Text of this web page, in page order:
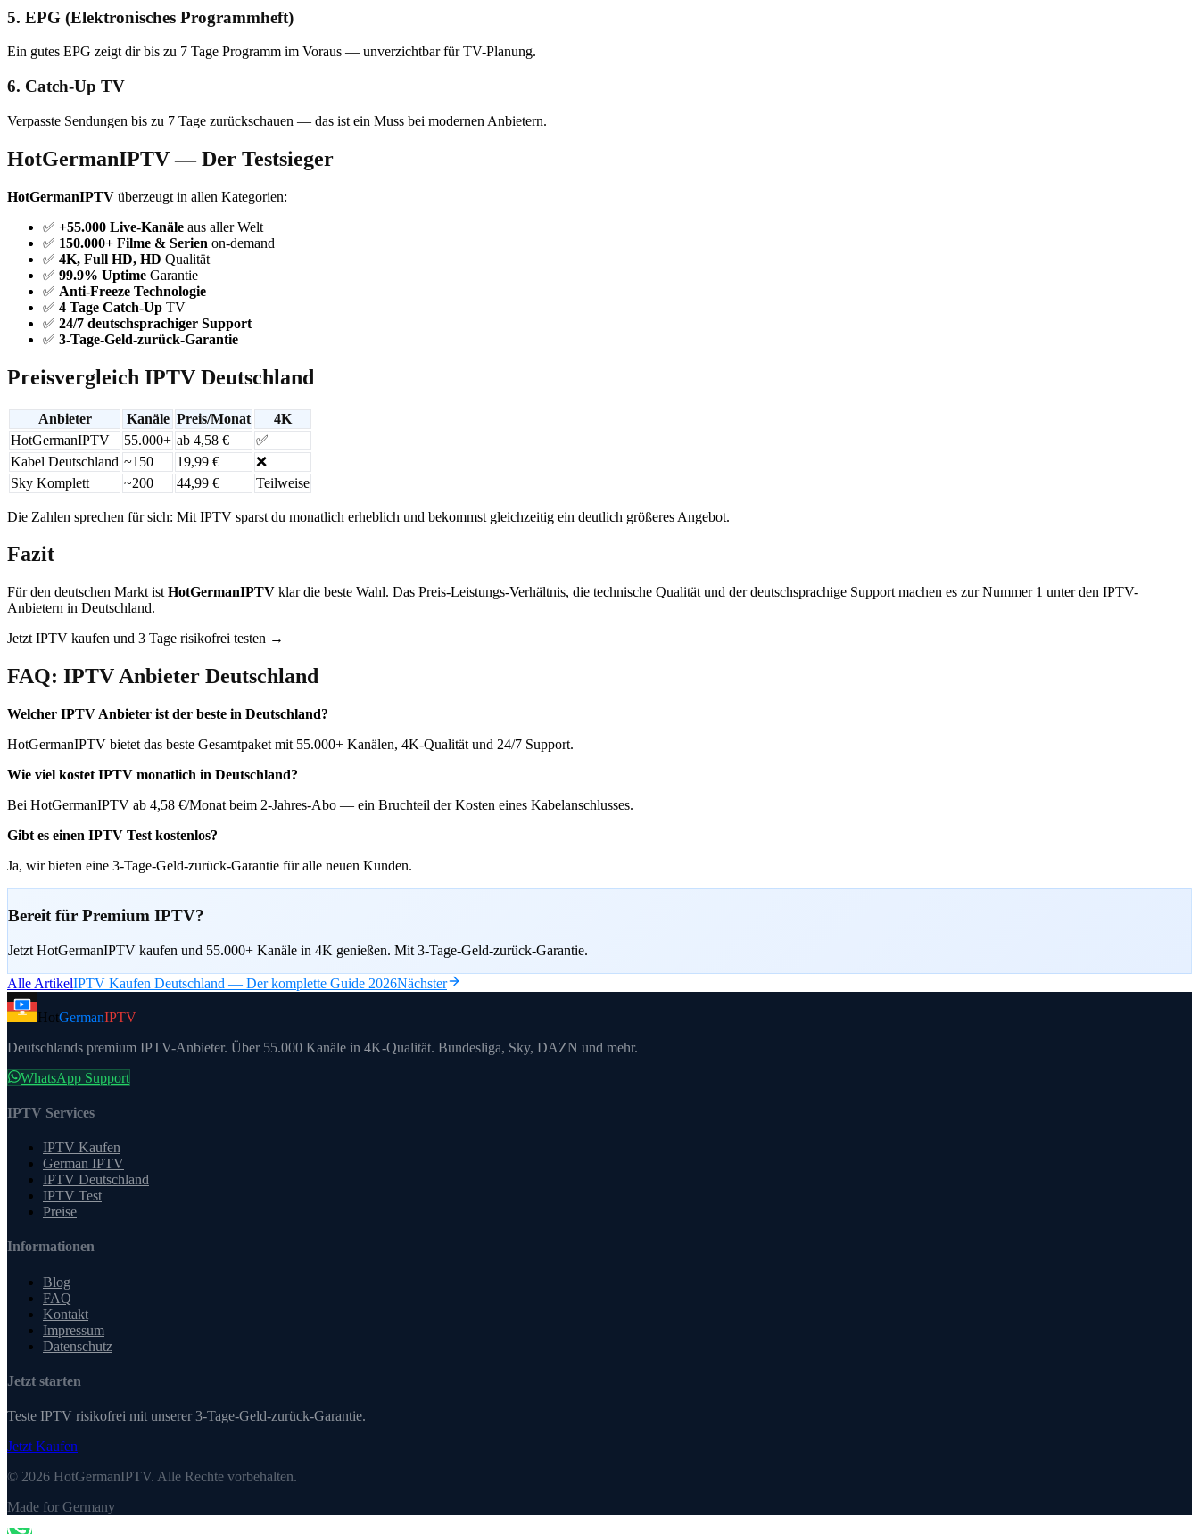
5. EPG (Elektronisches Programmheft)
Ein gutes EPG zeigt dir bis zu 7 Tage Programm im Voraus — unverzichtbar für TV-Planung.
6. Catch-Up TV
Verpasste Sendungen bis zu 7 Tage zurückschauen — das ist ein Muss bei modernen Anbietern.
HotGermanIPTV — Der Testsieger
HotGermanIPTV überzeugt in allen Kategorien:
✅ +55.000 Live-Kanäle aus aller Welt
✅ 150.000+ Filme & Serien on-demand
✅ 4K, Full HD, HD Qualität
✅ 99.9% Uptime Garantie
✅ Anti-Freeze Technologie
✅ 4 Tage Catch-Up TV
✅ 24/7 deutschsprachiger Support
✅ 3-Tage-Geld-zurück-Garantie
Preisvergleich IPTV Deutschland
Anbieter Kanäle Preis/Monat
4K
HotGermanIPTV
55.000+ ab 4,58 €
✅
Kabel Deutschland ~150 19,99 €
❌
Sky Komplett
~200 44,99 € Teilweise
Die Zahlen sprechen für sich: Mit IPTV sparst du monatlich erheblich und bekommst gleichzeitig ein deutlich größeres Angebot.
Fazit
Für den deutschen Markt ist HotGermanIPTV klar die beste Wahl. Das Preis-Leistungs-Verhältnis, die technische Qualität und der deutschsprachige Support machen es zur Nummer 1 unter den IPTV-
Anbietern in Deutschland.
Jetzt IPTV kaufen und 3 Tage risikofrei testen →
FAQ: IPTV Anbieter Deutschland
Welcher IPTV Anbieter ist der beste in Deutschland?
HotGermanIPTV bietet das beste Gesamtpaket mit 55.000+ Kanälen, 4K-Qualität und 24/7 Support.
Wie viel kostet IPTV monatlich in Deutschland?
Bei HotGermanIPTV ab 4,58 €/Monat beim 2-Jahres-Abo — ein Bruchteil der Kosten eines Kabelanschlusses.
Gibt es einen IPTV Test kostenlos?
Ja, wir bieten eine 3-Tage-Geld-zurück-Garantie für alle neuen Kunden.
Bereit für Premium IPTV?
Jetzt HotGermanIPTV kaufen und 55.000+ Kanäle in 4K genießen. Mit 3-Tage-Geld-zurück-Garantie.
Alle ArtikelIPTV Kaufen Deutschland — Der komplette Guide 2026Nächster
HotGermanIPTV
Deutschlands premium IPTV-Anbieter. Über 55.000 Kanäle in 4K-Qualität. Bundesliga, Sky, DAZN und mehr.
WhatsApp Support
IPTV Services
IPTV Kaufen
German IPTV
IPTV Deutschland
IPTV Test
Preise
Informationen
Blog
FAQ
Kontakt
Impressum
Datenschutz
Jetzt starten
Teste IPTV risikofrei mit unserer 3-Tage-Geld-zurück-Garantie.
Jetzt Kaufen
© 2026 HotGermanIPTV. Alle Rechte vorbehalten.
Made for Germany